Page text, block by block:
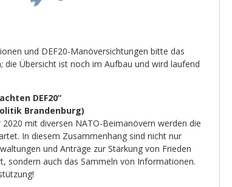
und DEF20-Manöversichtungen bitte das
die Übersicht ist noch im Aufbau und wird laufend
DEF20“
Brandenburg)
mit diversen NATO-Beimanövern werden die
In diesem Zusammenhang sind nicht nur
und Anträge zur Stärkung von Frieden
sondern auch das Sammeln von Informationen.
tützung!